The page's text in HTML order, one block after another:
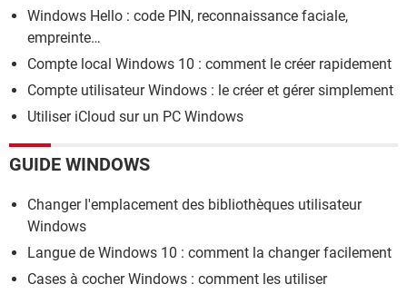
Windows Hello : code PIN, reconnaissance faciale,
empreinte…
Compte local Windows 10 : comment le créer rapidement
Compte utilisateur Windows : le créer et gérer simplement
Utiliser iCloud sur un PC Windows
GUIDE WINDOWS
Changer l'emplacement des bibliothèques utilisateur
Windows
Langue de Windows 10 : comment la changer facilement
Cases à cocher Windows : comment les utiliser